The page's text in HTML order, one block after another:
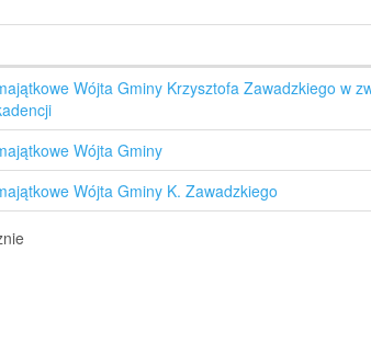
Wójta Gminy Krzysztofa Zawadzkiego w
Wójta Gminy
Wójta Gminy K. Zawadzkiego